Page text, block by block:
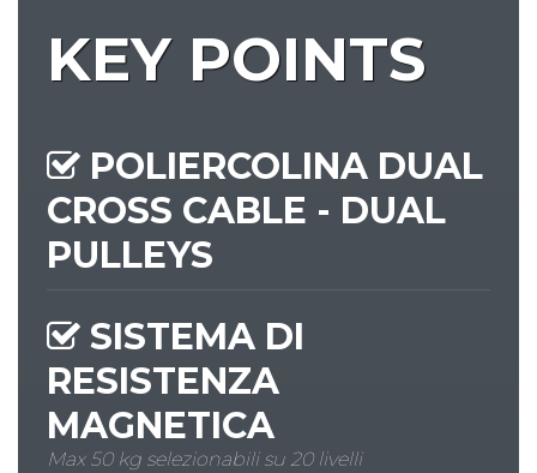
KEY POINTS
POLIERCOLINA DUAL
CROSS CABLE - DUAL
PULLEYS
SISTEMA DI
RESISTENZA
MAGNETICA
Max 50 kg selezionabili su 20 livelli